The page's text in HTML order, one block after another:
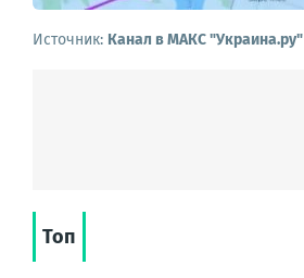
Источник: Канал в МАКС "Украина.ру"
Топ